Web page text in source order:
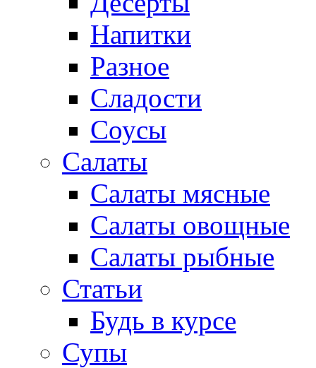
Напитки
Разное
Сладости
Соусы
Салаты
Салаты мясные
Салаты овощные
Салаты рыбные
Статьи
Будь в курсе
Супы